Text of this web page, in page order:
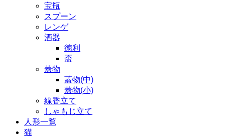
宝瓶
スプーン
レンゲ
酒器
徳利
盃
蓋物
蓋物(中)
蓋物(小)
線香立て
しゃもじ立て
人形一覧
猫